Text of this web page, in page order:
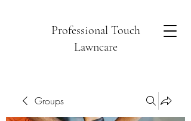
Professional Touch
Lawncare
Groups